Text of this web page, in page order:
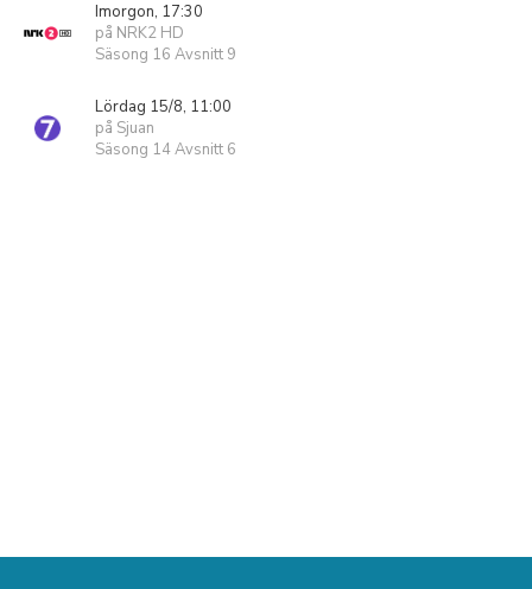
Imorgon, 17:30
på NRK2 HD
Säsong 16 Avsnitt 9
Lördag 15/8, 11:00
på Sjuan
Säsong 14 Avsnitt 6